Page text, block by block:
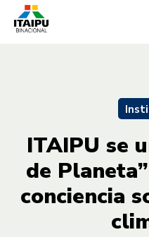
ITAIPU se
de
conciencia